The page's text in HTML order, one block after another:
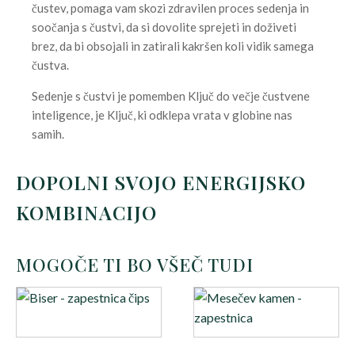
čustev, pomaga vam skozi zdravilen proces sedenja in
soočanja s čustvi, da si dovolite sprejeti in doživeti
brez, da bi obsojali in zatirali kakršen koli vidik samega
čustva.
Sedenje s čustvi je pomemben Ključ do večje čustvene
inteligence, je Ključ, ki odklepa vrata v globine nas
samih.
DOPOLNI SVOJO ENERGIJSKO
KOMBINACIJO
MOGOČE TI BO VŠEČ TUDI